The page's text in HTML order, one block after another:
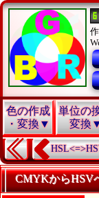
色の作成
・変換▼
単位の
変換
CMYKからHSV